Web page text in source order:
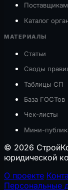
Поставщикам
Каталог
МАТЕРИАЛЫ
Статьи
Своды
Таблицы СП
База ГОСТов
Чек-листы
Мини-
© 2026
юридической
О проекте
Персональные